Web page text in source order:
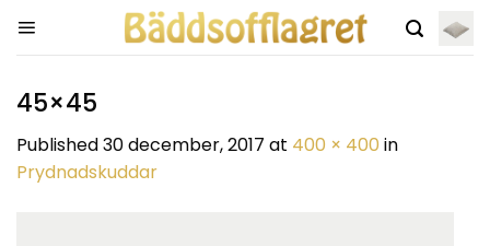
45×45
Published30 december, 2017 at 400 × 400 in
Prydnadskuddar